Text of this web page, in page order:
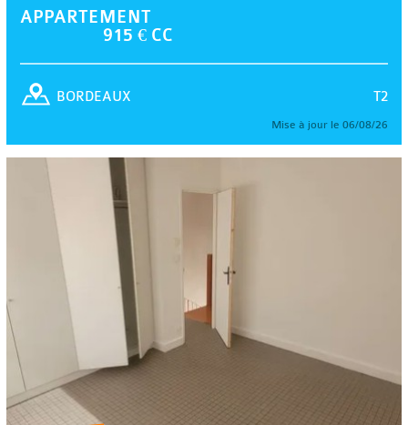
APPARTEMENT
915 € CC
T2
BORDEAUX
Mise à jour le 06/08/26